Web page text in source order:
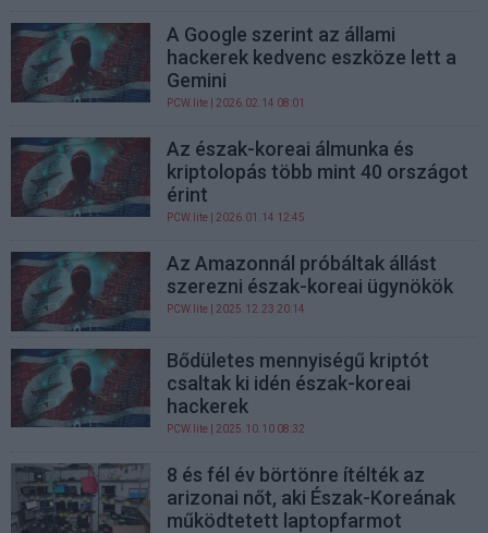
A Google szerint az állami
hackerek kedvenc eszköze lett a
Gemini
PCW.lite | 2026.02.14 08:01
Az észak-koreai álmunka és
kriptolopás több mint 40 országot
érint
PCW.lite | 2026.01.14 12:45
Az Amazonnál próbáltak állást
szerezni észak-koreai ügynökök
PCW.lite | 2025.12.23 20:14
Bődületes mennyiségű kriptót
csaltak ki idén észak-koreai
hackerek
PCW.lite | 2025.10.10 08:32
8 és fél év börtönre ítélték az
arizonai nőt, aki Észak-Koreának
működtetett laptopfarmot